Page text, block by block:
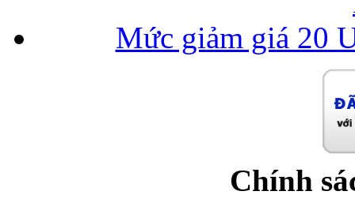
Mức giảm giá 20
Chính